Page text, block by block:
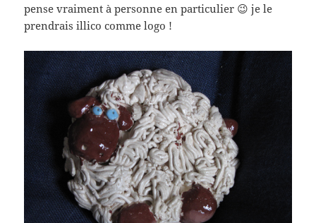
pense vraiment à personne en particulier 😉 je le
prendrais illico comme logo !